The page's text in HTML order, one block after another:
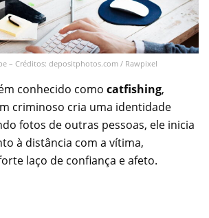
– Créditos: depositphotos.com / Rawpixel
conhecido como catfishing,
criminoso cria uma identidade
fotos de outras pessoas, ele inicia
à distância com a vítima,
laço de confiança e afeto.